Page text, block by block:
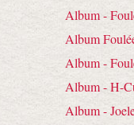
Album -
Album
Album -
Album - H-
Album -